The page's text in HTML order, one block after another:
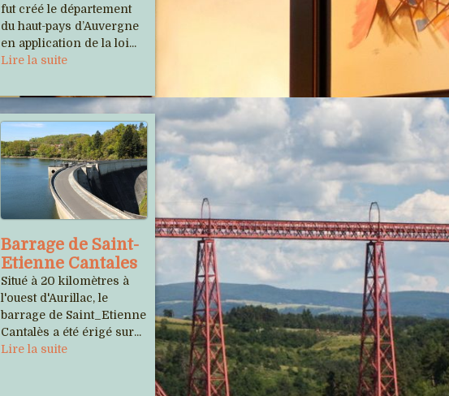
fut créé le département
du haut-pays d’Auvergne
en application de la loi...
Lire la suite
Barrage de Saint-
Etienne Cantales
Situé à 20 kilomètres à
l'ouest d'Aurillac, le
barrage de Saint_Etienne
Cantalès a été érigé sur...
Lire la suite
Un nouveau site plus moderne et avec
Le Cantal et le Tour de France,
un longue histoire
Les 13 et 14 juillet 2026, le Tour de
France passera une nouvelle fois dans
le Cantal, suite d'une belle et longue...